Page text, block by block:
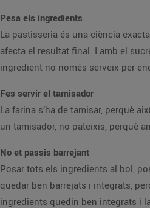
Pesa els ingredients
La pastisseria és una ciència
afecta el resultat final. I amb el
ingredient no només serveix per
Fes servir el tamisador
La farina s’ha de tamisar, perquè
un tamisador, no pateixis, perquè
No et passis barrejant
Posar tots els ingredients al bol,
quedar ben barrejats i integrats,
ingredients quedin ben integrats i